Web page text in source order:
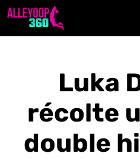
Aller
Luka
récolte
double